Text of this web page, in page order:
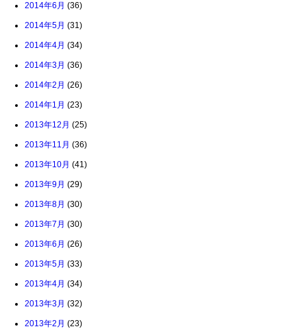
2014年6月 (36)
2014年5月 (31)
2014年4月 (34)
2014年3月 (36)
2014年2月 (26)
2014年1月 (23)
2013年12月 (25)
2013年11月 (36)
2013年10月 (41)
2013年9月 (29)
2013年8月 (30)
2013年7月 (30)
2013年6月 (26)
2013年5月 (33)
2013年4月 (34)
2013年3月 (32)
2013年2月 (23)